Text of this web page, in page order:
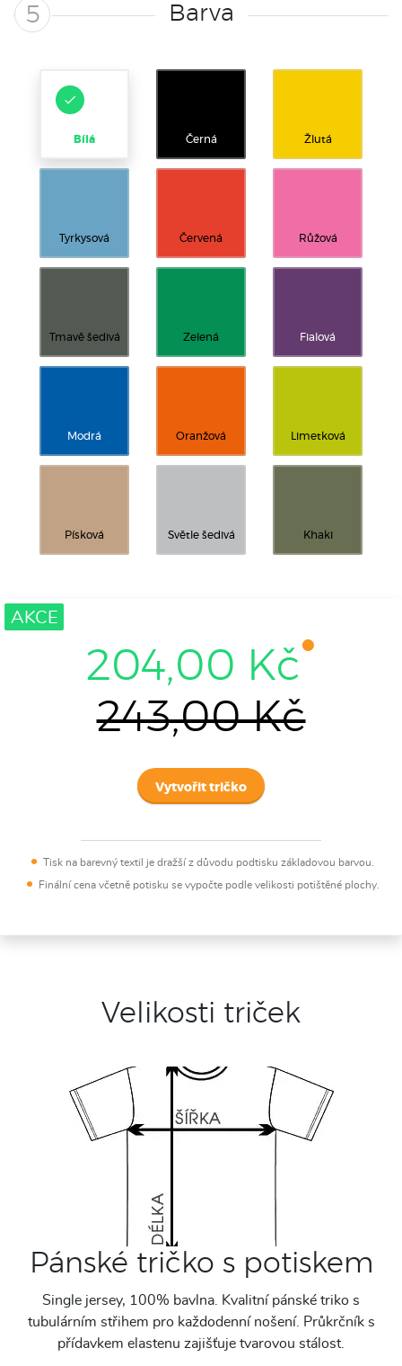
5 Barva
Bílá Černá Žlutá
Tyrkysová Červená Růžová
Tmavě šedivá Zelená Fialová
Modrá Oranžová Limetková
Písková Světle šedivá Khaki
AKCE
204,00 Kč
243,00 Kč
Vytvořit tričko
Tisk na barevný textil je dražší z důvodu podtisku základovou barvou.
Finální cena včetně potisku se vypočte podle velikosti potištěné plochy.
Velikosti triček
Pánské tričko s potiskem
Single jersey, 100% bavlna. Kvalitní pánské triko s
tubulárním střihem pro každodenní nošení. Průkrčník s
přídavkem elastenu zajišťuje tvarovou stálost.